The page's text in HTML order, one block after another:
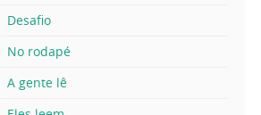
Desafio
No rodapé
A gente lê